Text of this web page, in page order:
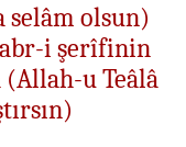
selâm olsun)
i şerîfinin
(Allah-u Teâlâ